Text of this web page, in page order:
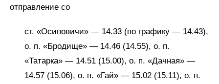
отправление со
ст. «Осиповичи» — 14.33 (по графику — 14.43),
о. п. «Бродище» — 14.46 (14.55), о. п.
«Татарка» — 14.51 (15.00), о. п. «Дачная» —
14.57 (15.06), о. п. «Гай» — 15.02 (15.11), о. п.